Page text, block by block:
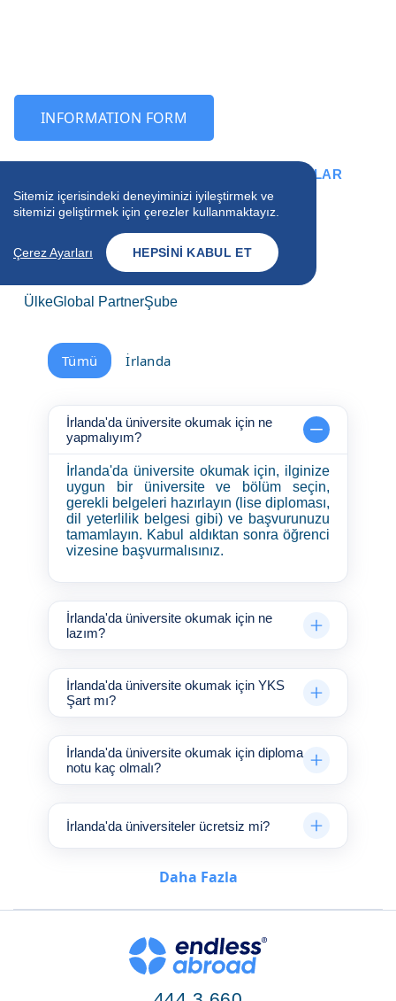
INFORMATION FORM
DUBLIN HAKKINDA SIKÇA SORULAN SORULAR
Dublin Yurtdışı Eğitim Hakkında Sorularınızın
Cevapları Burada!
ÜlkeGlobal Partner
35
Şube
Tümü İrlanda
İrlanda'da üniversite okumak için ne
yapmalıyım?
İrlanda'da üniversite okumak için, ilginize
uygun bir üniversite ve bölüm seçin,
gerekli belgeleri hazırlayın (lise diploması,
dil yeterlilik belgesi gibi) ve başvurunuzu
tamamlayın. Kabul aldıktan sonra öğrenci
vizesine başvurmalısınız.
İrlanda'da üniversite okumak için ne
lazım?
İrlanda'da üniversite okumak için YKS
Şart mı?
İrlanda'da üniversite okumak için diploma
notu kaç olmalı?
İrlanda'da üniversiteler ücretsiz mi?
Daha Fazla
Sitemiz içerisindeki deneyiminizi iyileştirmek ve
sitemizi geliştirmek için çerezler kullanmaktayız.
Çerez Ayarları HEPSINI KABUL ET